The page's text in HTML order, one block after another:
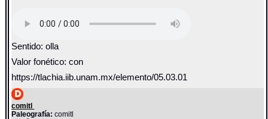
Sentido: olla
Valor fonético: con
https://tlachia.iib.unam.mx/elemento/05.03.01
comitl
Paleografía: comitl